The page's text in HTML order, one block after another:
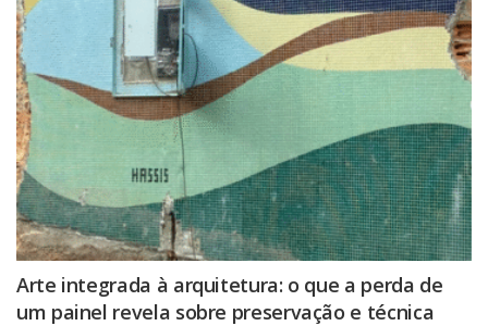
Arte integrada à arquitetura: o que a perda de
um painel revela sobre preservação e técnica